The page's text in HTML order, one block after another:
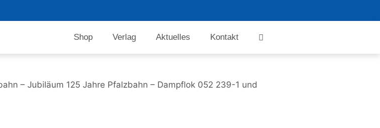
Shop Verlag Aktuelles Kontakt
– Jubiläum 125 Jahre Pfalzbahn – Dampflok 052 239-1 und